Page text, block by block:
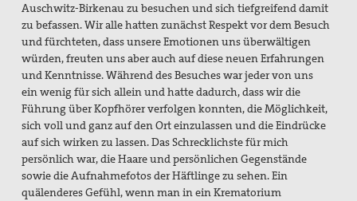
Auschwitz-Birkenau zu besuchen und sich tiefgreifend damit
zu befassen. Wir alle hatten zunächst Respekt vor dem Besuch
und fürchteten, dass unsere Emotionen uns überwältigen
würden, freuten uns aber auch auf diese neuen Erfahrungen
und Kenntnisse. Während des Besuches war jeder von uns
ein wenig für sich allein und hatte dadurch, dass wir die
Führung über Kopfhörer verfolgen konnten, die Möglichkeit,
sich voll und ganz auf den Ort einzulassen und die Eindrücke
auf sich wirken zu lassen. Das Schrecklichste für mich
persönlich war, die Haare und persönlichen Gegenstände
sowie die Aufnahmefotos der Häftlinge zu sehen. Ein
quälenderes Gefühl, wenn man in ein Krematorium